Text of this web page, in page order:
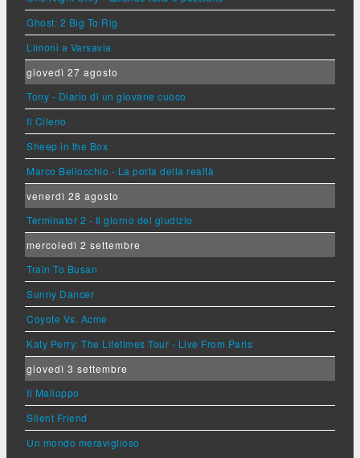
Ghost: 2 Big To Rig
Limoni a Varsavia
giovedì 27 agosto
Tony - Diario di un giovane cuoco
Il Cileno
Sheep in the Box
Marco Bellocchio - La porta della realtà
venerdì 28 agosto
Terminator 2 - Il giorno del giudizio
mercoledì 2 settembre
Train To Busan
Sunny Dancer
Coyote Vs. Acme
Katy Perry: The Lifetimes Tour - Live From Paris
giovedì 3 settembre
Il Malloppo
Silent Friend
Un mondo meraviglioso